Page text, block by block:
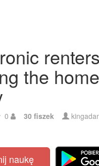
the
0 30 fiszek
naukę